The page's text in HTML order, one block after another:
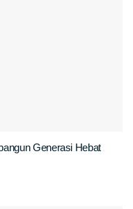
Generasi Hebat